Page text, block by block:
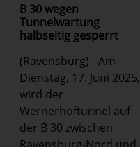
B 30 wegen
Tunnelwartung
halbseitig gesperrt
(Ravensburg) - Am
Dienstag, 17. Juni 2025,
wird der
Wernerhoftunnel auf
der B 30 zwischen